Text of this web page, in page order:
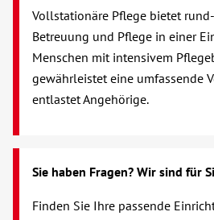
Mitmachen
Karriere
Ausbildung
Vollstationäre Pflege bietet
Betreuung und Pflege in einer
Menschen mit intensivem
gewährleistet eine umfassende
entlastet Angehörige.
Sie haben Fragen? Wir sind für
Finden Sie Ihre passende